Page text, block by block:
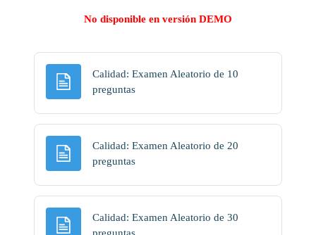
No disponible en versión DEMO
Calidad: Examen Aleatorio de 10
preguntasPágina
Calidad: Examen Aleatorio de 20
preguntasPágina
Calidad: Examen Aleatorio de 30
Página